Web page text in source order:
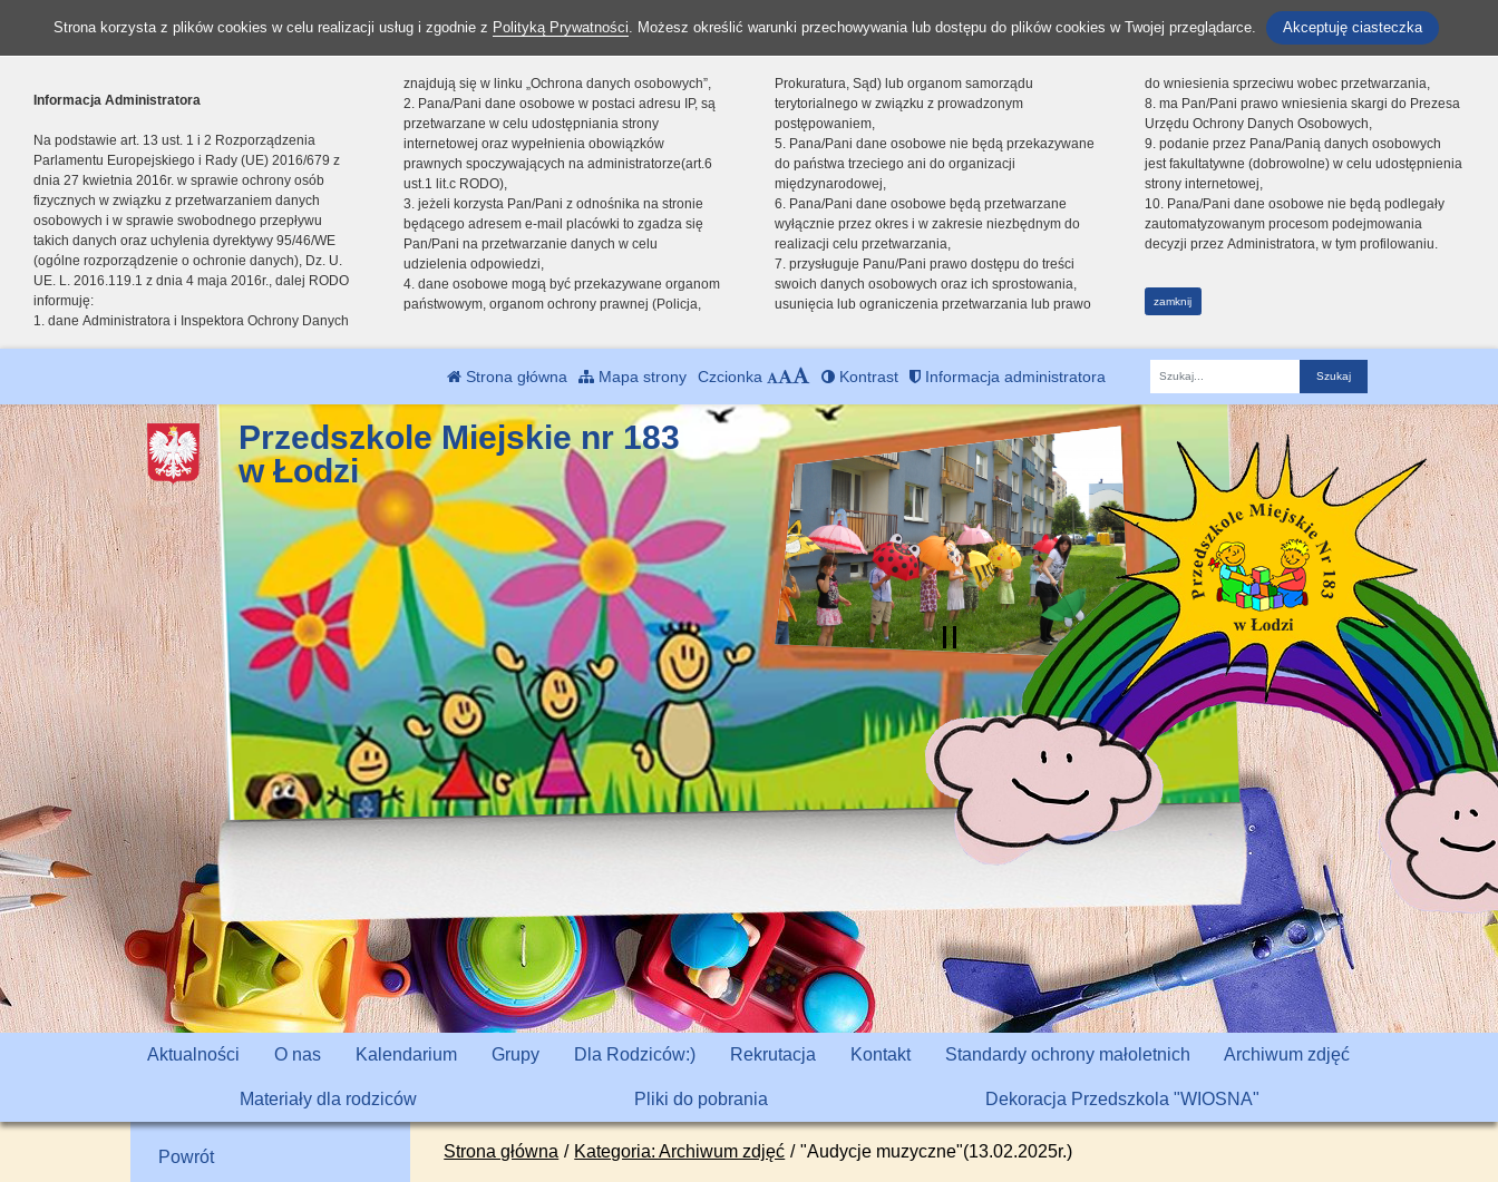
Strona korzysta z plików cookies w celu realizacji usług i zgodnie z Polityką Prywatności. Możesz określić warunki przechowywania lub dostępu do plików cookies w Twojej przeglądarce. Akceptuję ciasteczka
Informacja Administratora
Na podstawie art. 13 ust. 1 i 2 Rozporządzenia
Parlamentu Europejskiego i Rady (UE) 2016/679 z
dnia 27 kwietnia 2016r. w sprawie ochrony osób
fizycznych w związku z przetwarzaniem danych
osobowych i w sprawie swobodnego przepływu
takich danych oraz uchylenia dyrektywy 95/46/WE
(ogólne rozporządzenie o ochronie danych), Dz. U.
UE. L. 2016.119.1 z dnia 4 maja 2016r., dalej RODO
informuję:
1. dane Administratora i Inspektora Ochrony Danych
znajdują się w linku „Ochrona danych osobowych”,
2. Pana/Pani dane osobowe w postaci adresu IP, są
przetwarzane w celu udostępniania strony
internetowej oraz wypełnienia obowiązków
prawnych spoczywających na administratorze(art.6
ust.1 lit.c RODO),
3. jeżeli korzysta Pan/Pani z odnośnika na stronie
będącego adresem e-mail placówki to zgadza się
Pan/Pani na przetwarzanie danych w celu
udzielenia odpowiedzi,
4. dane osobowe mogą być przekazywane organom
państwowym, organom ochrony prawnej (Policja,
Prokuratura, Sąd) lub organom samorządu
terytorialnego w związku z prowadzonym
postępowaniem,
5. Pana/Pani dane osobowe nie będą przekazywane
do państwa trzeciego ani do organizacji
międzynarodowej,
6. Pana/Pani dane osobowe będą przetwarzane
wyłącznie przez okres i w zakresie niezbędnym do
realizacji celu przetwarzania,
7. przysługuje Panu/Pani prawo dostępu do treści
swoich danych osobowych oraz ich sprostowania,
usunięcia lub ograniczenia przetwarzania lub prawo
do wniesienia sprzeciwu wobec przetwarzania,
8. ma Pan/Pani prawo wniesienia skargi do Prezesa
Urzędu Ochrony Danych Osobowych,
9. podanie przez Pana/Panią danych osobowych
jest fakultatywne (dobrowolne) w celu udostępnienia
strony internetowej,
10. Pana/Pani dane osobowe nie będą podlegały
zautomatyzowanym procesom podejmowania
decyzji przez Administratora, w tym profilowaniu.
zamknij
Strona główna Mapa strony Czcionka Kontrast Informacja administratora
Fraza
Przedszkole Miejskie nr 183
w Łodzi
Aktualności O nas Kalendarium Grupy Dla Rodziców:) Rekrutacja Kontakt Standardy ochrony małoletnich Archiwum zdjęć
Materiały dla rodziców Pliki do pobrania Dekoracja Przedszkola "WIOSNA"
Strona główna Kategoria: Archiwum zdjęć "Audycje muzyczne"(13.02.2025r.)
Powrót